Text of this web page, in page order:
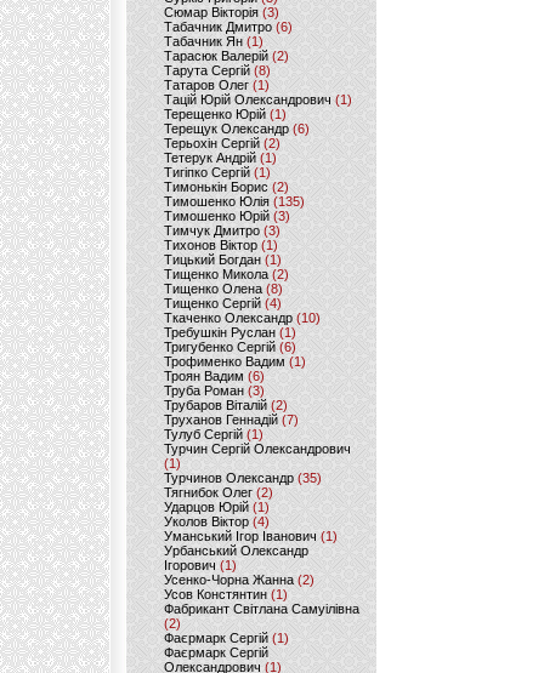
Сюмар Вікторія (3)
Табачник Дмитро (6)
Табачник Ян(1)
Тарасюк Валерій (2)
Тарута Сергій (8)
Татаров Олег(1)
Тацій Юрій Олександрович(1)
Терещенко Юрій(1)
Терещук Олександр(6)
Терьохін Сергій (2)
Тетерук Андрій (1)
Тигіпко Сергій(1)
Тимонькін Борис (2)
Тимошенко Юлія (135)
Тимошенко Юрій(3)
Тимчук Дмитро (3)
Тихонов Віктор (1)
Тицький Богдан (1)
Тищенко Микола (2)
Тищенко Олена (8)
Тищенко Сергій (4)
Ткаченко Олександр (10)
Требушкін Руслан (1)
Тригубенко Сергій(6)
Трофименко Вадим (1)
Троян Вадим (6)
Труба Роман(3)
Трубаров Віталій (2)
Труханов Геннадій (7)
Тулуб Сергій(1)
Турчин Сергій Олександрович
(1)
Турчинов Олександр(35)
Тягнибок Олег (2)
Ударцов Юрій (1)
Уколов Віктор(4)
Уманський Ігор Іванович(1)
Урбанський Олександр
Ігорович (1)
Усенко-Чорна Жанна (2)
Усов Констянтин(1)
Фабрикант Світлана Самуілівна
(2)
Фаєрмарк Сергій(1)
Фаєрмарк Сергій
Олександрович (1)